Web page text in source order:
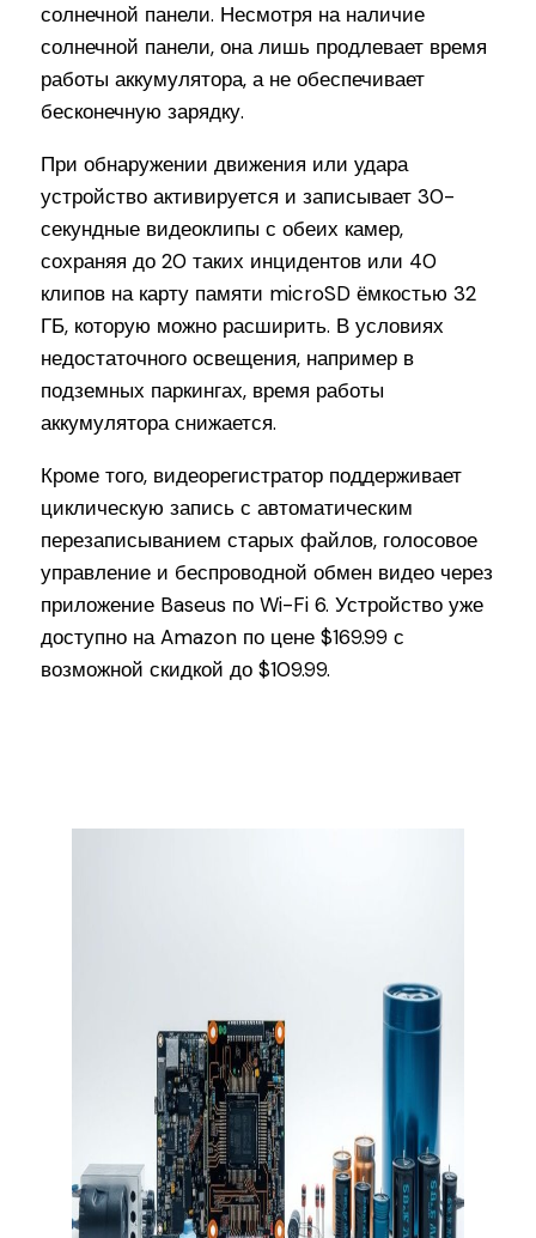
солнечной панели. Несмотря на наличие
солнечной панели, она лишь продлевает время
работы аккумулятора, а не обеспечивает
бесконечную зарядку.
При обнаружении движения или удара
устройство активируется и записывает 30-
секундные видеоклипы с обеих камер,
сохраняя до 20 таких инцидентов или 40
клипов на карту памяти microSD ёмкостью 32
ГБ, которую можно расширить. В условиях
недостаточного освещения, например в
подземных паркингах, время работы
аккумулятора снижается.
Кроме того, видеорегистратор поддерживает
циклическую запись с автоматическим
перезаписыванием старых файлов, голосовое
управление и беспроводной обмен видео через
приложение Baseus по Wi-Fi 6. Устройство уже
доступно на Amazon по цене $169.99 с
возможной скидкой до $109.99.